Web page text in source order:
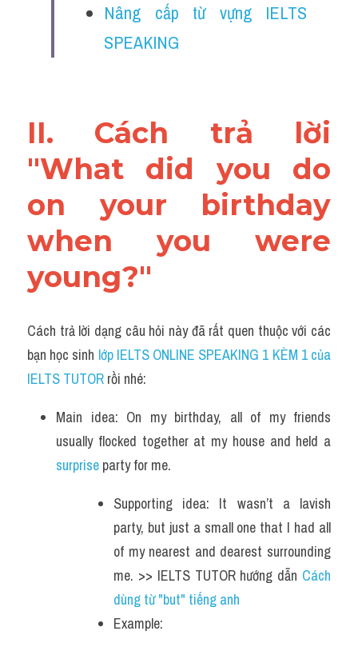
Nâng cấp từ vựng IELTS
SPEAKING
II. Cách trả lời
"What did you do
on your birthday
when you were
young?"
Cách trả lời dạng câu hỏi này đã rất quen thuộc với các
bạn học sinh lớp IELTS ONLINE SPEAKING 1 KÈM 1 của
IELTS TUTOR rồi nhé:
Main idea: On my birthday, all of my friends
surprise party for me.
Supporting idea: It wasn’t a lavish
party, but just a small one that I had all
of my nearest and dearest surrounding
me. >> IELTS TUTOR hướng dẫn Cách
dùng từ "but" tiếng anh
Example: